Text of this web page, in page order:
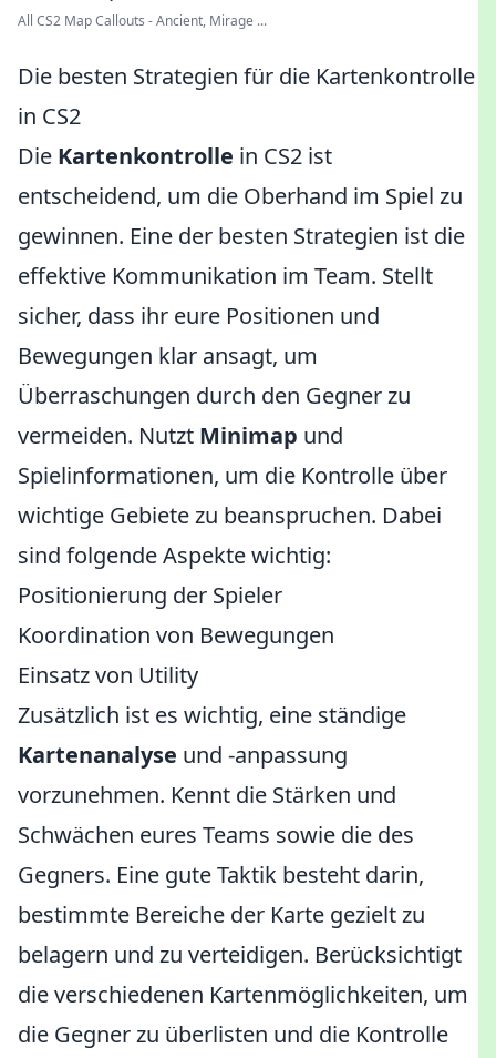
All CS2 Map Callouts - Ancient, Mirage ...
Die besten Strategien für die Kartenkontrolle
in CS2
Die Kartenkontrolle in CS2 ist
entscheidend, um die Oberhand im Spiel zu
gewinnen. Eine der besten Strategien ist die
effektive Kommunikation im Team. Stellt
sicher, dass ihr eure Positionen und
Bewegungen klar ansagt, um
Überraschungen durch den Gegner zu
vermeiden. Nutzt Minimap und
Spielinformationen, um die Kontrolle über
wichtige Gebiete zu beanspruchen. Dabei
sind folgende Aspekte wichtig:
Positionierung der Spieler
Koordination von Bewegungen
Einsatz von Utility
Zusätzlich ist es wichtig, eine ständige
Kartenanalyse und -anpassung
vorzunehmen. Kennt die Stärken und
Schwächen eures Teams sowie die des
Gegners. Eine gute Taktik besteht darin,
bestimmte Bereiche der Karte gezielt zu
belagern und zu verteidigen. Berücksichtigt
die verschiedenen Kartenmöglichkeiten, um
die Gegner zu überlisten und die Kontrolle